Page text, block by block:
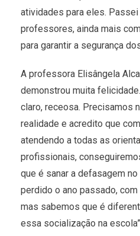
atividades para eles.
professores, ainda mais
para garantir a segurança
A professora Elisângela
demonstrou muita
claro, receosa. Precisamos
realidade e acredito que
atendendo a todas as
profissionais,
que é sanar a defasagem
perdido o ano passado,
mas sabemos que é
essa socialização na